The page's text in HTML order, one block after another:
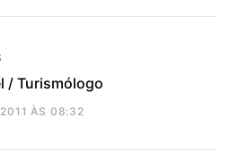
/ Turismólogo
ÀS 08:32